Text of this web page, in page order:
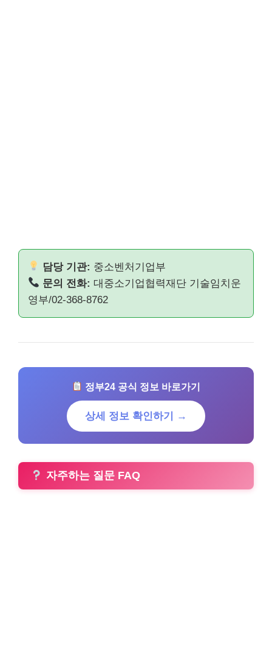
담당 기관: 중소벤처기업부
문의 전화: 대중소기업협력재단 기술임치운
영부/02-368-8762
정부24 공식 정보 바로가기
상세 정보 확인하기 →
자주하는 질문 FAQ